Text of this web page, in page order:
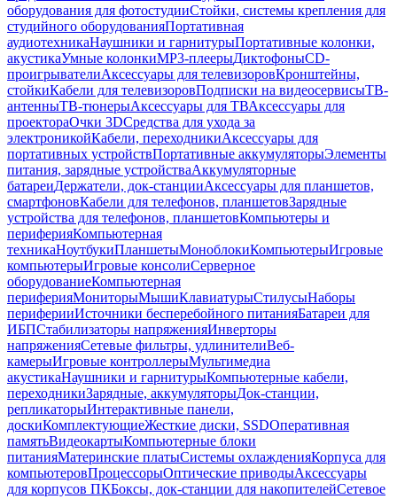
оборудования для фотостудииСтойки, системы крепления для
студийного оборудованияПортативная
аудиотехникаНаушники и гарнитурыПортативные колонки,
акустикаУмные колонкиMP3-плеерыДиктофоныCD-
проигрывателиАксессуары для телевизоровКронштейны,
стойкиКабели для телевизоровПодписки на видеосервисыТВ-
антенныТВ-тюнерыАксессуары для ТВАксессуары для
проектораОчки 3DСредства для ухода за
электроникойКабели, переходникиАксессуары для
портативных устройствПортативные аккумуляторыЭлементы
питания, зарядные устройстваАккумуляторные
батареиДержатели, док-станцииАксессуары для планшетов,
смартфоновКабели для телефонов, планшетовЗарядные
устройства для телефонов, планшетовКомпьютеры и
периферияКомпьютерная
техникаНоутбукиПланшетыМоноблокиКомпьютерыИгровые
компьютерыИгровые консолиСерверное
оборудованиеКомпьютерная
периферияМониторыМышиКлавиатурыСтилусыНаборы
периферииИсточники бесперебойного питанияБатареи для
ИБПСтабилизаторы напряженияИнверторы
напряженияСетевые фильтры, удлинителиВеб-
камерыИгровые контроллерыМультимедиа
акустикаНаушники и гарнитурыКомпьютерные кабели,
переходникиЗарядные, аккумуляторыДок-станции,
репликаторыИнтерактивные панели,
доскиКомплектующиеЖесткие диски, SSDОперативная
памятьВидеокартыКомпьютерные блоки
питанияМатеринские платыСистемы охлажденияКорпуса для
компьютеровПроцессорыОптические приводыАксессуары
для корпусов ПКБоксы, док-станции для накопителейСетевое